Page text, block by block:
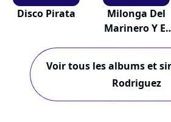
Disco Pirata
Milonga Del
Marinero Y El
Voir tous les albums et
Rodriguez